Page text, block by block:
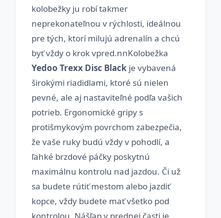
kolobežky ju robí takmer
neprekonateľnou v rýchlosti, ideálnou
pre tých, ktorí milujú adrenalín a chcú
byť vždy o krok vpred.nnKolobežka
Yedoo Trexx Disc Black je vybavená
širokými riadidlami, ktoré sú nielen
pevné, ale aj nastaviteľné podľa vašich
potrieb. Ergonomické gripy s
protišmykovým povrchom zabezpečia,
že vaše ruky budú vždy v pohodlí, a
ľahké brzdové páčky poskytnú
maximálnu kontrolu nad jazdou. Či už
sa budete rútiť mestom alebo jazdiť
kopce, vždy budete mať všetko pod